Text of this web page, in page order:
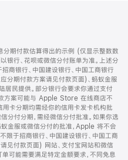
分期付款估算得出的示例 (仅显示整数数
银行、花呗或微信分付账单为准。上述分
商银行、中国建设银行、中国工商银行
分期付款方案请见付款页面)、蚂蚁金服
民提供。部分银行会要求你通过支付
方案可能与 Apple Store 在线商店不
卡分期均需经你的信用卡发卡机构批
分付分期，需经微信分付批准。如果你选
金服或微信分付的批准，Apple 将不会
限于招商银行、中国建设银行、中国工商
见付款页面) 网站、支付宝网站和微信
单可能需要满足特定金额要求，不同免息